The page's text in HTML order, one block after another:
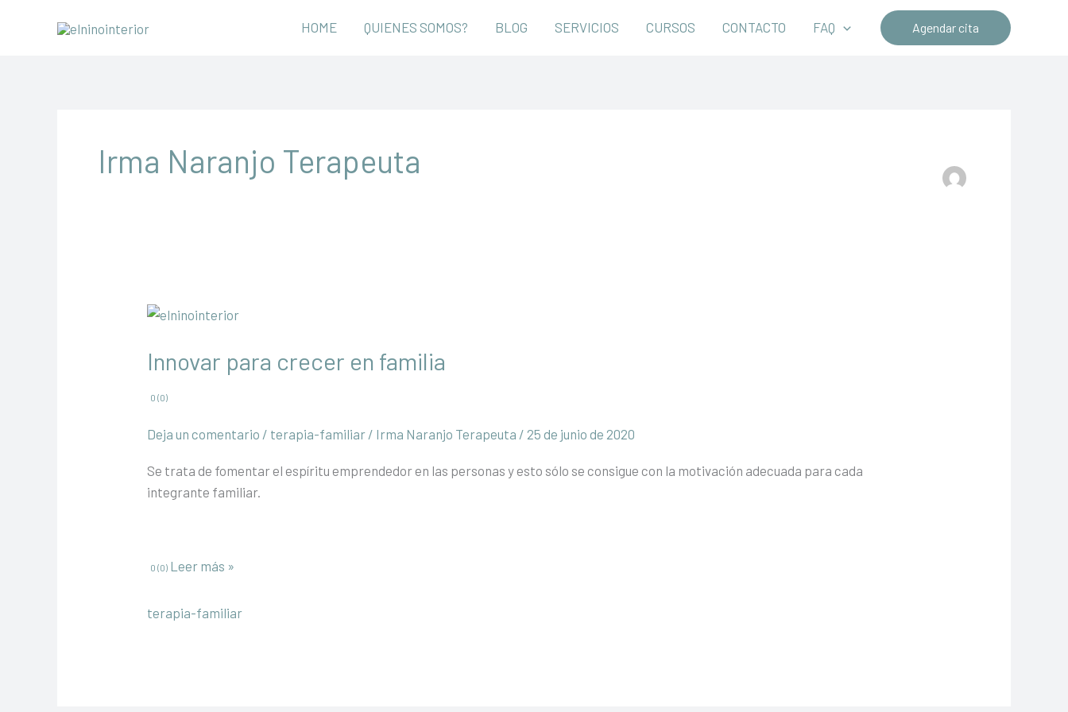
HOME QUIENES SOMOS? BLOG SERVICIOS CURSOS CONTACTO FAQ Agendar cita
Irma Naranjo Terapeuta
Innovar para crecer en familia
0 (0)
Deja un comentario / terapia-familiar / Irma Naranjo Terapeuta / 25 de junio de 2020
Se trata de fomentar el espíritu emprendedor en las personas y esto sólo se consigue con la motivación adecuada para cada
integrante familiar.
para
en
0 (0) Leer más »
terapia-familiar